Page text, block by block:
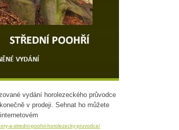
vydání horolezeckého průvodce
v prodeji. Sehnat ho můžete
a-stredni-poohri-horolezecky-pruvodce/